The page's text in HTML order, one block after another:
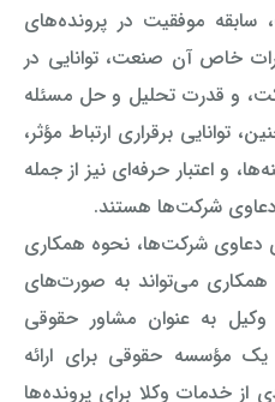
موفقیت در پرونده‌های
خاص آن صنعت، توانایی در
و قدرت تحلیل و حل مسئله
توانایی برقراری ارتباط مؤثر،
و اعتبار حرفه‌ای نیز از جمله
دعاوی شرکت‌ها هستند.
دعاوی شرکت‌ها، نحوه همکاری
می‌تواند به صورت‌های
به عنوان مشاور حقوقی
یک مؤسسه حقوقی برای ارائه
از خدمات وکلا برای پرونده‌ها